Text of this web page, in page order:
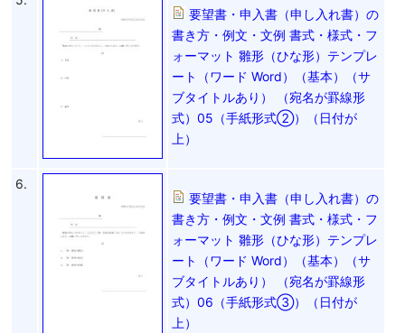
要望書・申入書（申し入れ書）の
書き方・例文・文例 書式・様式・フ
ォーマット 雛形（ひな形）テンプレ
ート（ワード Word）（基本）（サ
ブタイトルあり） （宛名が罫線形
式）05（手紙形式②）（日付が
上）
6.
要望書・申入書（申し入れ書）の
書き方・例文・文例 書式・様式・フ
ォーマット 雛形（ひな形）テンプレ
ート（ワード Word）（基本）（サ
ブタイトルあり） （宛名が罫線形
式）06（手紙形式③）（日付が
上）